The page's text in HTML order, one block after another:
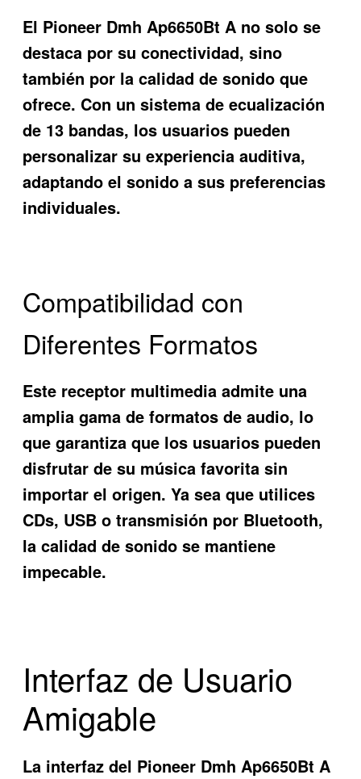
El Pioneer Dmh Ap6650Bt A no solo se
destaca por su conectividad, sino
también por la calidad de sonido que
ofrece. Con un sistema de ecualización
de 13 bandas, los usuarios pueden
personalizar su experiencia auditiva,
adaptando el sonido a sus preferencias
individuales.
Compatibilidad con
Diferentes Formatos
Este receptor multimedia admite una
amplia gama de formatos de audio, lo
que garantiza que los usuarios pueden
disfrutar de su música favorita sin
importar el origen. Ya sea que utilices
CDs, USB o transmisión por Bluetooth,
la calidad de sonido se mantiene
impecable.
Interfaz de Usuario
Amigable
La interfaz del Pioneer Dmh Ap6650Bt A